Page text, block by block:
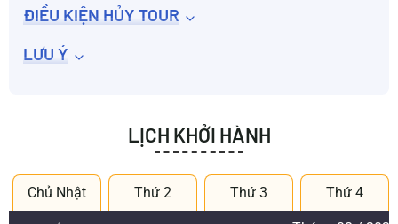
ĐIỀU KIỆN HỦY TOUR
LƯU Ý
LỊCH KHỞI HÀNH
Chủ Nhật Thứ 2 Thứ 3 Thứ 4